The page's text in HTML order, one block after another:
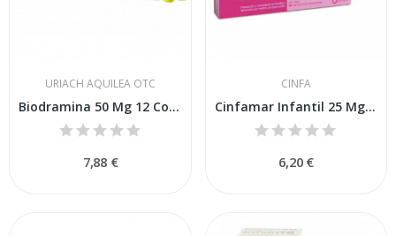
URIACH AQUILEA OTC
Biodramina 50 Mg 12 Comprimidos
7,88 €
CINFA
Cinfamar Infantil 25 Mg 10 Comprimidos
6,20 €